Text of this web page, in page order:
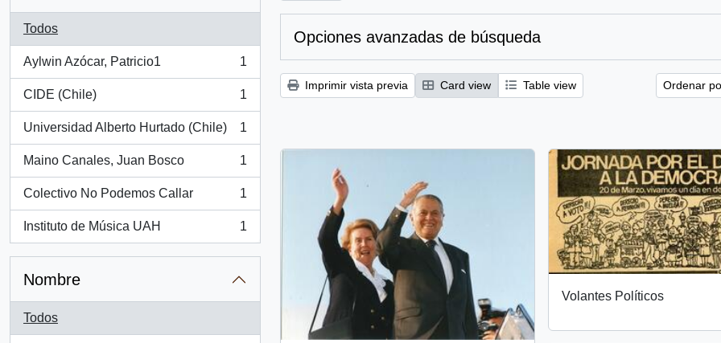
Todos
Aylwin Azócar, Patricio1
, 1 resultados
1
CIDE (Chile)
, 1 resultados
1
Universidad Alberto Hurtado (Chile)
, 1 resultados
1
Maino Canales, Juan Bosco
, 1 resultados
1
Colectivo No Podemos Callar
, 1 resultados
1
Instituto de Música UAH
, 1 resultados
1
Nombre
Todos
Opciones avanzadas de búsqueda
Imprimir vista previa Card view Table view Ordenar
Volantes Políticos